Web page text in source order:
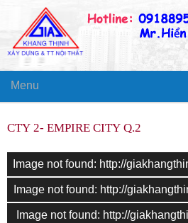
Menu
CTY 2- EMPIRE CITY Q.2
Image not found: http://
Image not found: http://
Image not found: http://